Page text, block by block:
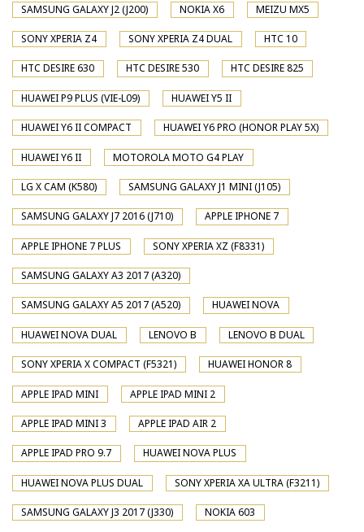
SAMSUNG GALAXY J2 (J200) NOKIA X6 MEIZU MX5
SONY XPERIA Z4 SONY XPERIA Z4 DUAL HTC 10
HTC DESIRE 630 HTC DESIRE 530 HTC DESIRE 825
HUAWEI P9 PLUS (VIE-L09) HUAWEI Y5 II
HUAWEI Y6 II COMPACT HUAWEI Y6 PRO (HONOR PLAY 5X)
HUAWEI Y6 II MOTOROLA MOTO G4 PLAY
LG X CAM (K580) SAMSUNG GALAXY J1 MINI (J105)
SAMSUNG GALAXY J7 2016 (J710) APPLE IPHONE 7
APPLE IPHONE 7 PLUS SONY XPERIA XZ (F8331)
SAMSUNG GALAXY A3 2017 (A320)
SAMSUNG GALAXY A5 2017 (A520) HUAWEI NOVA
HUAWEI NOVA DUAL LENOVO B LENOVO B DUAL
SONY XPERIA X COMPACT (F5321) HUAWEI HONOR 8
APPLE IPAD MINI APPLE IPAD MINI 2
APPLE IPAD MINI 3 APPLE IPAD AIR 2
APPLE IPAD PRO 9.7 HUAWEI NOVA PLUS
HUAWEI NOVA PLUS DUAL SONY XPERIA XA ULTRA (F3211)
SAMSUNG GALAXY J3 2017 (J330) NOKIA 603